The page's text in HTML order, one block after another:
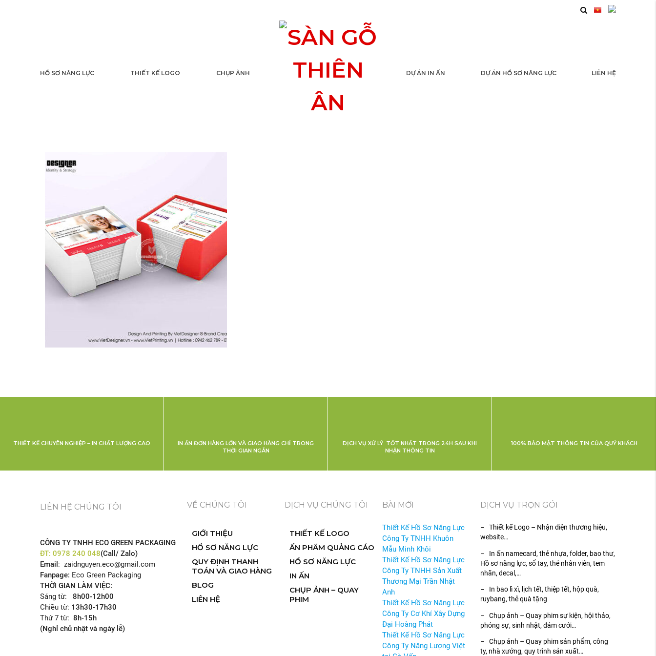
HỒ SƠ NĂNG LỰC THIẾT KẾ LOGO CHỤP ẢNH DỰ ÁN IN ẤN DỰ ÁN HỒ SƠ NĂNG LỰC LIÊN HỆ
IN GIẤY GHI NHỚ
THIẾT KẾ CHUYÊN NGHIỆP – IN CHẤT LƯỢNG CAO
IN ẤN ĐƠN HÀNG LỚN VÀ GIAO HÀNG CHỈ TRONG
THỜI GIAN NGẮN
DỊCH VỤ XỬ LÝ TỐT NHẤT TRONG 24H SAU KHI
NHẬN THÔNG TIN
100% BẢO MẬT THÔNG TIN CỦA QUÝ KHÁCH
LIÊN HỆ CHÚNG TÔI
CÔNG TY TNHH ECO GREEN PACKAGING
ĐT: 0978 240 048(Call/ Zalo)
Email : zaidnguyen.eco@gmail.com
Fanpage: Eco Green Packaging
THỜI GIAN LÀM VIỆC:
Sáng từ: 8h00-12h00
Chiều từ: 13h30-17h30
Thứ 7 từ: 8h-15h
(Nghỉ chủ nhật và ngày lễ)
VỀ CHÚNG TÔI
GIỚI THIỆU
HỒ SƠ NĂNG LỰC
QUY ĐỊNH THANH
TOÁN VÀ GIAO HÀNG
BLOG
LIÊN HỆ
DỊCH VỤ CHÚNG TÔI
THIẾT KẾ LOGO
ẤN PHẨM QUẢNG CÁO
HỒ SƠ NĂNG LỰC
IN ẤN
CHỤP ẢNH – QUAY
PHIM
BÀI MỚI
Thiết Kế Hồ Sơ Năng Lực
Công Ty TNHH Khuôn
Mẫu Minh Khôi
Thiết Kế Hồ Sơ Năng Lực
Công Ty TNHH Sản Xuất
Thương Mại Trần Nhật
Anh
Thiết Kế Hồ Sơ Năng Lực
Công Ty Cơ Khí Xây Dựng
Đại Hoàng Phát
Thiết Kế Hồ Sơ Năng Lực
Công Ty Năng Lượng Việt
DỊCH VỤ TRỌN GÓI
– Thiết kế Logo – Nhận diện thương hiệu,
website…
– In ấn namecard, thẻ nhựa, folder, bao thư,
Hồ sơ năng lực, sổ tay, thẻ nhân viên, tem
nhãn, decal,…
– In bao lì xì, lịch tết, thiệp tết, hộp quà,
ruybang, thẻ quà tặng
– Chụp ảnh – Quay phim sự kiện, hội thảo,
phóng sự, sinh nhật, đám cưới…
– Chụp ảnh – Quay phim sản phẩm, công
ty, nhà xưởng, quy trình sản xuất…